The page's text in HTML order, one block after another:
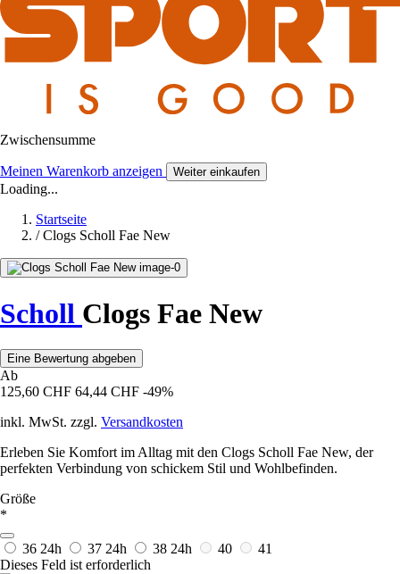
Zwischensumme
Meinen Warenkorb anzeigen Weiter einkaufen
Loading...
Startseite
/ Clogs Scholl Fae New
Scholl Clogs Fae New
Eine Bewertung abgeben
Ab
125,60 CHF 64,44 CHF -49%
inkl. MwSt. zzgl. Versandkosten
Erleben Sie Komfort im Alltag mit den Clogs Scholl Fae New, der
perfekten Verbindung von schickem Stil und Wohlbefinden.
Größe
*
36 24h 37 24h 38 24h 40
41
Dieses Feld ist erforderlich